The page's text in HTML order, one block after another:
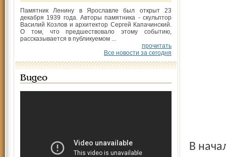
Памятник Ленину в Ярославле был открыт 23
декабря 1939 года. Авторы памятника - скульптор
Василий Козлов и архитектор Сергей Капачинский.
О том, что предшествовало этому событию,
рассказывается в публикуемом ...
прочитать
Все новости за сегодня
Видео
В